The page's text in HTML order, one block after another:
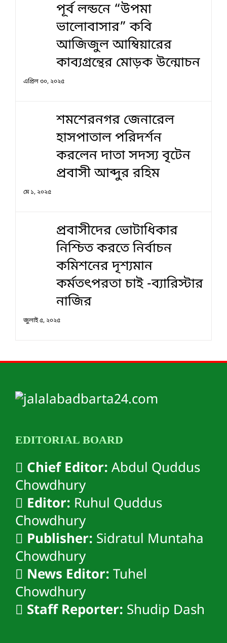
পূর্ব লন্ডনে “উপমা
ভালোবাসার” কবি
আজিজুল আম্বিয়ারের
কাব্যগ্রন্থের মোড়ক উন্মোচন
এপ্রিল ৩০, ২০২৫
শমশেরনগর জেনারেল
হাসপাতাল পরিদর্শন
করলেন দাতা সদস্য বৃটেন
প্রবাসী আব্দুর রহিম
মে ১, ২০২৫
প্রবাসীদের ভোটাধিকার
নিশ্চিত করতে নির্বাচন
কমিশনের দৃশ‍্যমান
কর্মতৎপরতা চাই -ব্যারিস্টার
নাজির
জুলাই ৫, ২০২৫
EDITORIAL BOARD
Chief Editor: Abdul Quddus
Chowdhury
Editor: Ruhul Quddus
Chowdhury
Publisher: Sidratul Muntaha
Chowdhury
News Editor: Tuhel
Chowdhury
Staff Reporter: Shudip Dash